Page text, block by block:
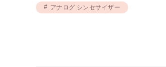
アナログ シンセサイザー